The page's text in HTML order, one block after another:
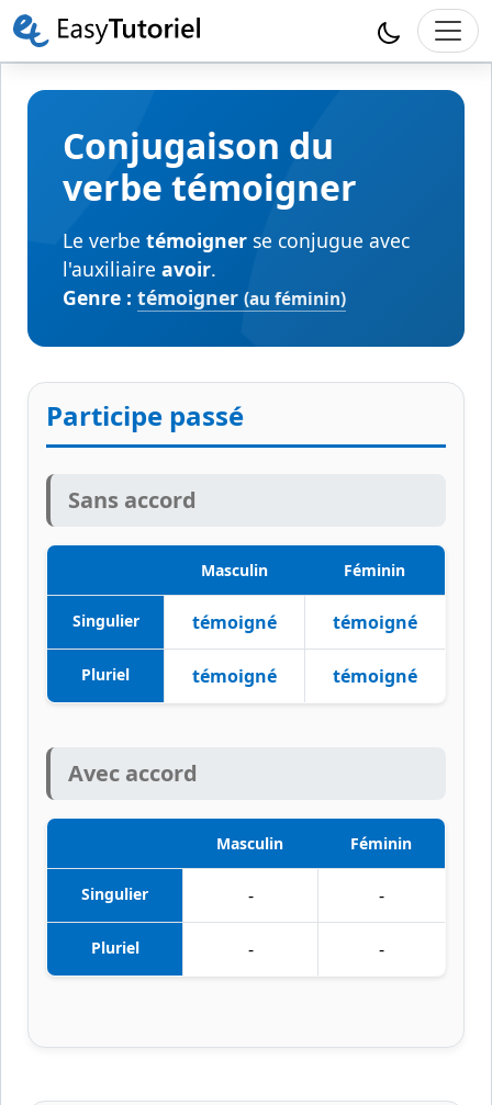
Conjugaison du
verbe témoigner
Le verbe témoigner se conjugue avec
l'auxiliaire avoir.
Genre : témoigner (au féminin)
Participe passé
Sans accord
Masculin Féminin
Singulier témoigné témoigné
Pluriel témoigné témoigné
Avec accord
Masculin Féminin
Singulier - -
Pluriel - -